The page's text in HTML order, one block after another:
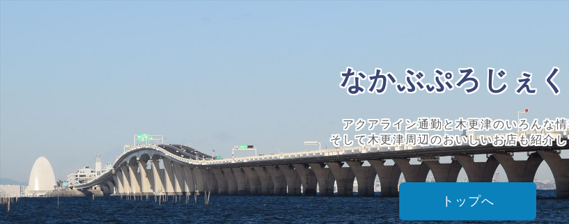
なかぶぷろじぇ
アクアライン通勤と木更津のいろんな
そして木更津周辺のおいしいお店も紹介
トップへ